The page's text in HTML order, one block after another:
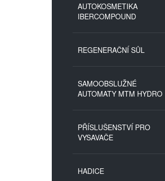
AUTOKOSMETIKA
IBERCOMPOUND
REGENERAČNÍ SŮL
SAMOOBSLUŽNÉ
AUTOMATY MTM HYDRO
PŘÍSLUŠENSTVÍ PRO
VYSAVAČE
HADICE